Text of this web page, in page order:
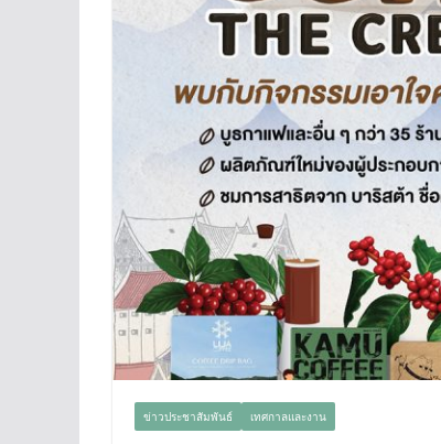
ข่าวประชาสัมพันธ์ เทศกาลและงาน